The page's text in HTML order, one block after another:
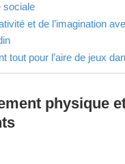
sociale
et de l’imagination
tout pour l’aire de jeux
physique